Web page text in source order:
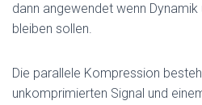
dann angewendet wenn Dynamik
bleiben sollen.
Die parallele Kompression
unkomprimierten Signal und